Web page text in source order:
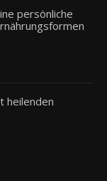
persönliche
heilenden